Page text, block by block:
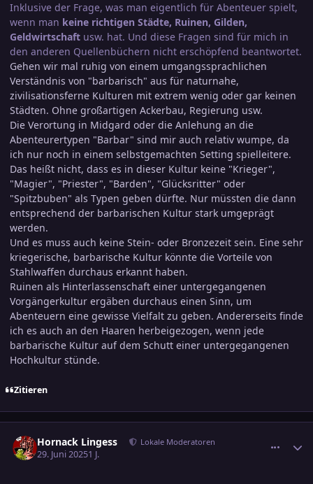
Inklusive der Frage, was man eigentlich für Abenteuer spielt,
wenn man keine richtigen Städte, Ruinen, Gilden,
Geldwirtschaft usw. hat. Und diese Fragen sind für mich in
den anderen Quellenbüchern nicht erschöpfend beantwortet.
Gehen wir mal ruhig von einem umgangssprachlichen
Verständnis von "barbarisch" aus für naturnahe,
zivilisationsferne Kulturen mit extrem wenig oder gar keinen
Städten. Ohne großartigen Ackerbau, Regierung usw.
Die Verortung in Midgard oder die Anlehung an die
Abenteurertypen "Barbar" sind mir auch relativ wumpe, da
ich nur noch in einem selbstgemachten Setting spielleitere.
Das heißt nicht, dass es in dieser Kultur keine "Krieger",
"Magier", "Priester", "Barden", "Glücksritter" oder
"Spitzbuben" als Typen geben dürfte. Nur müssten die dann
entsprechend der barbarischen Kultur stark umgeprägt
werden.
Und es muss auch keine Stein- oder Bronzezeit sein. Eine sehr
kriegerische, barbarische Kultur könnte die Vorteile von
Stahlwaffen durchaus erkannt haben.
Ruinen als Hinterlassenschaft einer untergegangenen
Vorgängerkultur ergäben durchaus einen Sinn, um
Abenteuern eine gewisse Vielfalt zu geben. Andererseits finde
ich es auch an den Haaren herbeigezogen, wenn jede
barbarische Kultur auf dem Schutt einer untergegangenen
Hochkultur stünde.
Zitieren
Hornack Lingess Lokale Moderatoren
29. Juni 20251 J.